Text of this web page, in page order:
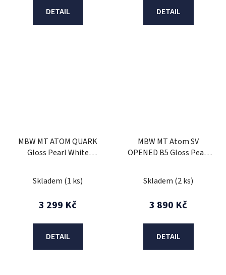
DETAIL DETAIL
MBW MT ATOM QUARK
Gloss Pearl White
Skladem (1 ks)
3 299 Kč
DETAIL
MBW MT Atom SV
OPENED B5 Gloss Pearl
Skladem (2 ks)
3 890 Kč
DETAIL